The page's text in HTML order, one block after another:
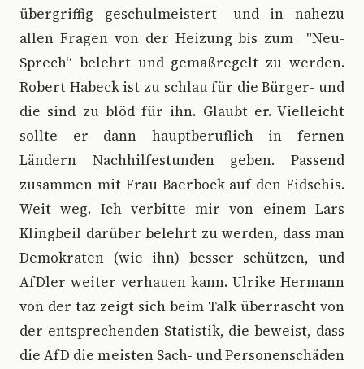
übergriffig geschulmeistert- und in nahezu
allen Fragen von der Heizung bis zum "Neu-
Sprech“ belehrt und gemaßregelt zu werden.
Robert Habeck ist zu schlau für die Bürger- und
die sind zu blöd für ihn. Glaubt er. Vielleicht
sollte er dann hauptberuflich in fernen
Ländern Nachhilfestunden geben. Passend
zusammen mit Frau Baerbock auf den Fidschis.
Weit weg. Ich verbitte mir von einem Lars
Klingbeil darüber belehrt zu werden, dass man
Demokraten (wie ihn) besser schützen, und
AfDler weiter verhauen kann. Ulrike Hermann
von der taz zeigt sich beim Talk überrascht von
der entsprechenden Statistik, die beweist, dass
die AfD die meisten Sach- und Personenschäden